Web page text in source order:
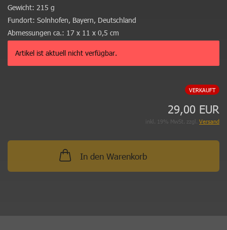
Gewicht: 215 g
Fundort: Solnhofen, Bayern, Deutschland
Abmessungen ca.: 17 x 11 x 0,5 cm
Artikel ist aktuell nicht verfügbar.
VERKAUFT
29,00 EUR
inkl. 19% MwSt. zzgl. Versand
In den Warenkorb